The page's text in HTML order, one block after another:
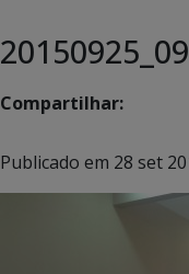
Compartilhar:
Publicado em 28 set